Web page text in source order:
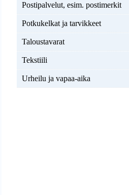
Postipalvelut, esim. postimerkit
Potkukelkat ja tarvikkeet
Taloustavarat
Tekstiili
Urheilu ja vapaa-aika